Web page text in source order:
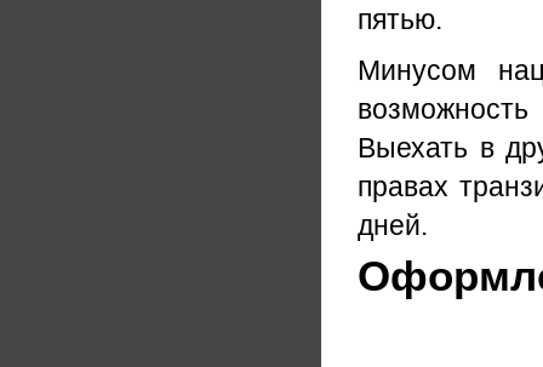
пятью.
Минусом
Выехать в
правах
дней.